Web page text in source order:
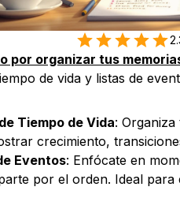
por organizar tus
de vida y listas de
Tiempo de Vida:
crecimiento,
Eventos: Enfócate en
por el orden. Ideal para